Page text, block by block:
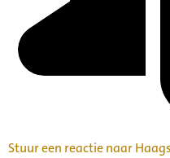
Stuur een reactie naar